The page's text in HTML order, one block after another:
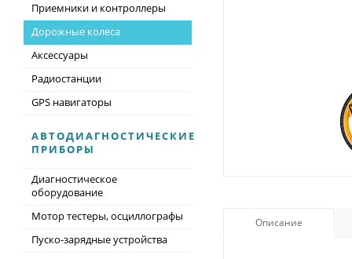
Описание
Приемники и контроллеры
Дорожные колеса
Аксессуары
Радиостанции
GPS навигаторы
АВТОДИАГНОСТИЧЕСКИЕ
ПРИБОРЫ
Диагностическое
оборудование
Мотор тестеры, осциллографы
Пуско-зарядные устройства